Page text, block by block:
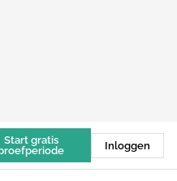
Start gratis
Inloggen